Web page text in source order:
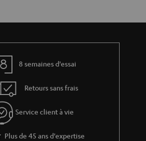
8 semaines d'essai
Retours sans frais
Service client à vie
Plus de 45 ans d'expertise